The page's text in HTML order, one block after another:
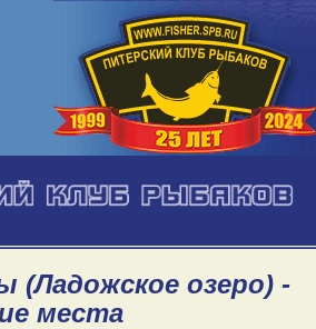
(Ладожское озеро) -
места